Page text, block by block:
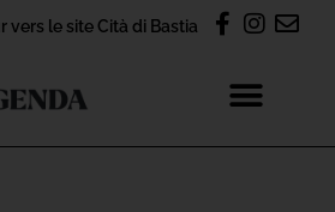
vers le site Cità di Bastia